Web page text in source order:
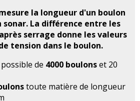
la longueur d'un boulon
sonar. La différence entre les
serrage donne les valeurs
tension dans le boulon.
de 4000 boulonset 20
toute matière de longueur